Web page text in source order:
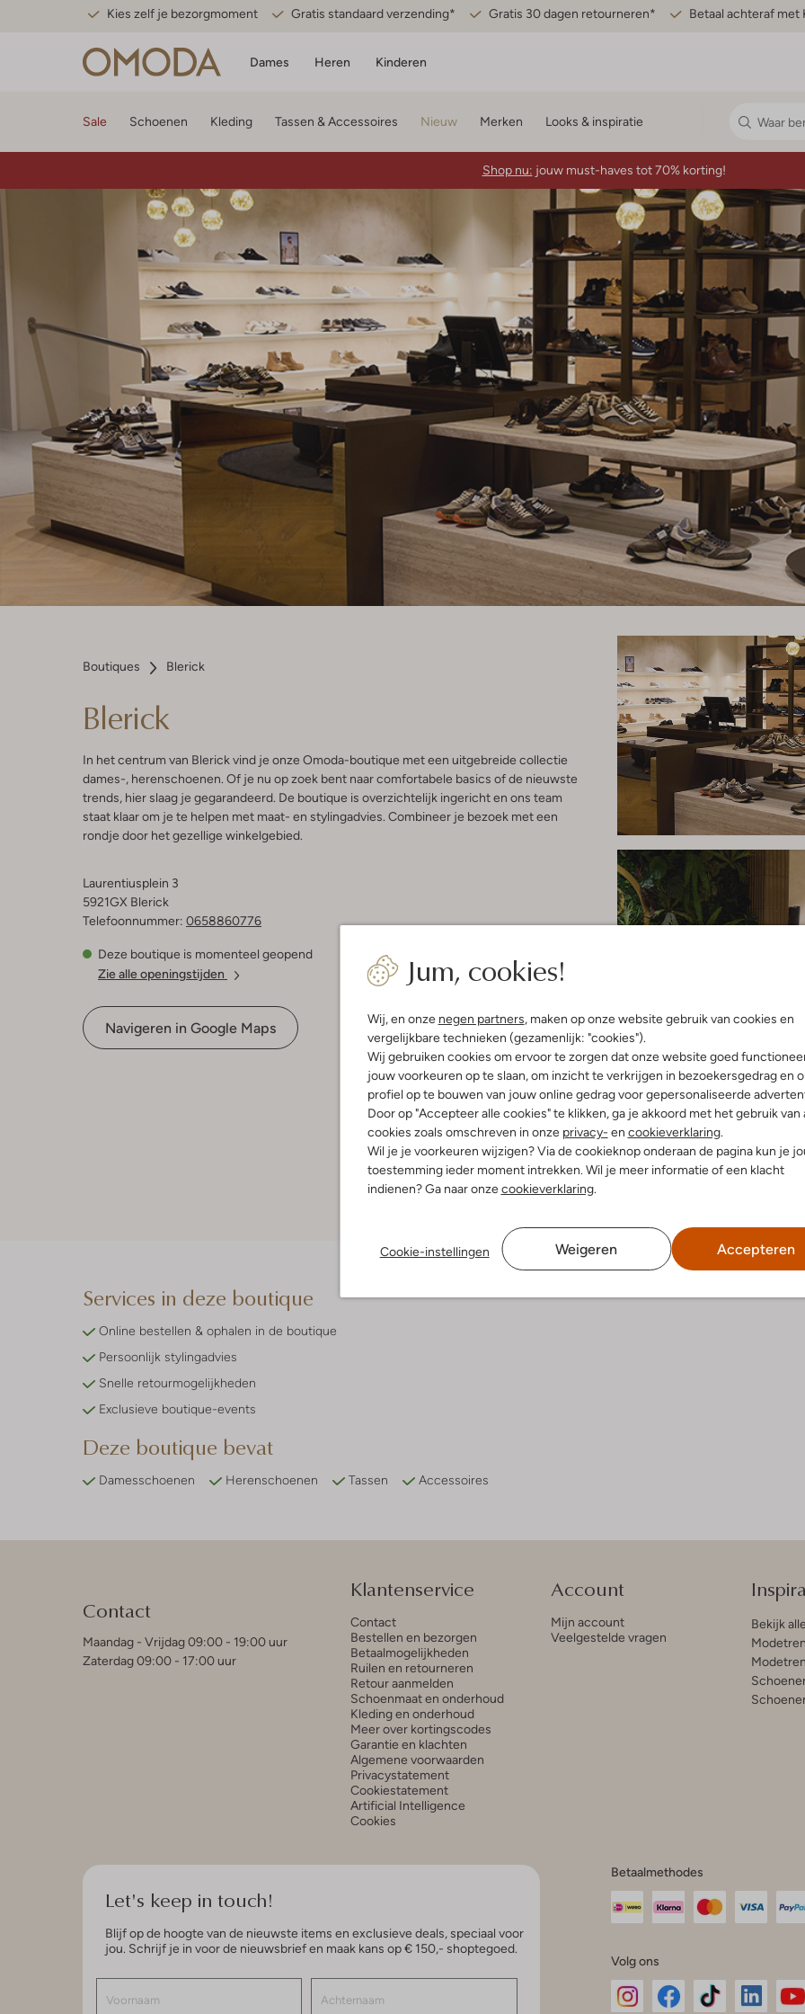
Kies zelf je bezorgmoment Gratis standaard verzending* Gratis 30 dagen retourneren* Betaal achteraf met
Dames Heren Kinderen
Jum, cookies!
Wij, en onze negen partners, maken op onze website gebruik van cookies en
vergelijkbare technieken (gezamenlijk: "cookies").
Wij gebruiken cookies om ervoor te zorgen dat onze website goed
jouw voorkeuren op te slaan, om inzicht te verkrijgen in bezoekersgedrag en
profiel op te bouwen van jouw online gedrag voor gepersonaliseerde
Door op "Accepteer alle cookies" te klikken, ga je akkoord met het gebruik van
cookies zoals omschreven in onze privacy- en cookieverklaring.
Wil je je voorkeuren wijzigen? Via de cookieknop onderaan de pagina kun je
toestemming ieder moment intrekken. Wil je meer informatie of een klacht
indienen? Ga naar onzecookieverklaring.
Cookie-instellingen Weigeren Accepteren
Sale Schoenen Kleding Tassen & Accessoires Nieuw Merken Looks & inspiratie
Shop nu: jouw must-haves tot 70% korting!
Boutiques Blerick
Blerick
In het centrum van Blerick vind je onze Omoda-boutique met een uitgebreide collectie
dames-, herenschoenen. Of je nu op zoek bent naar comfortabele basics of de nieuwste
trends, hier slaag je gegarandeerd. De boutique is overzichtelijk ingericht en ons team
staat klaar om je te helpen met maat- en stylingadvies. Combineer je bezoek met een
rondje door het gezellige winkelgebied.
Laurentiusplein 3
5921GX Blerick
Telefoonnummer: 0658860776
Deze boutique is momenteel geopend
Zie alle openingstijden
Navigeren in Google Maps
Services in deze boutique
Online bestellen & ophalen in de boutique
Persoonlijk stylingadvies
Snelle retourmogelijkheden
Exclusieve boutique-events
Deze boutique bevat
Damesschoenen Herenschoenen Tassen Accessoires
Contact
Maandag - Vrijdag 09:00 - 19:00 uur
Zaterdag 09:00 - 17:00 uur
Klantenservice
Contact
Bestellen en bezorgen
Betaalmogelijkheden
Ruilen en retourneren
Retour aanmelden
Schoenmaat en onderhoud
Kleding en onderhoud
Meer over kortingscodes
Garantie en klachten
Algemene voorwaarden
Privacystatement
Cookiestatement
Artificial Intelligence
Cookies
Account
Mijn account
Veelgestelde vragen
Bekijk
Let's keep in touch!
Blijf op de hoogte van de nieuwste items en exclusieve deals, speciaal voor
jou. Schrijf je in voor de nieuwsbrief en maak kans op € 150,- shoptegoed.
Betaalmethodes
Volg ons